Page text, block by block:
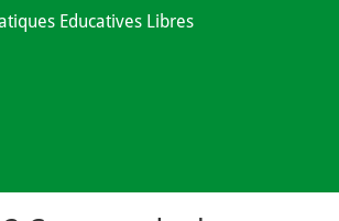
Educatives Libres